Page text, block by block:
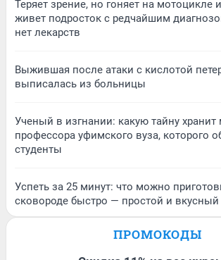
Теряет зрение, но гоняет на мотоцикле
живет подросток с редчайшим
нет лекарств
Выжившая после атаки с кислотой
выписалась из больницы
Ученый в изгнании: какую тайну хранит
профессора уфимского вуза, которого
студенты
Успеть за 25 минут: что можно
сковороде быстро — простой и
ПРОМОКОДЫ